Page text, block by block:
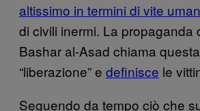
altissimo in termini di vite
di civili inermi. La propaganda
Bashar al-Asad chiama
“liberazione” e definisce le
Seguendo da tempo ciò che